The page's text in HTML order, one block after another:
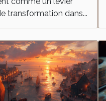
transformation dans...